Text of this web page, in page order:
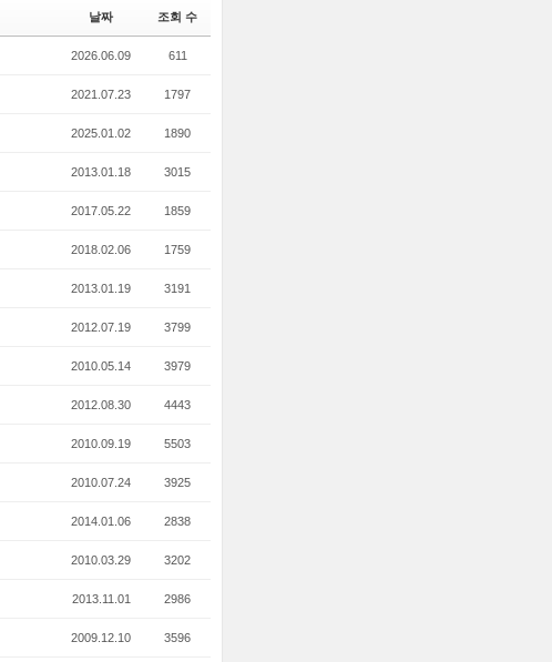
날짜 조회 수
2026.06.09 611
2021.07.23 1797
2025.01.02 1890
2013.01.18 3015
2017.05.22 1859
2018.02.06 1759
2013.01.19 3191
2012.07.19 3799
2010.05.14 3979
2012.08.30 4443
2010.09.19 5503
2010.07.24 3925
2014.01.06 2838
2010.03.29 3202
2013.11.01 2986
2009.12.10 3596